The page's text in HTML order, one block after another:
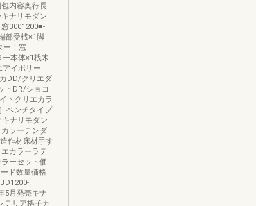
内容奥行長
ナリモダン
3001200■-
部受桟×1脚
ー！窓
ー本体×1桟木
アイボリー
DD/クリエダ
トDR/ショコ
トクリエカラ
ベンチタイプ
ナリモダン
ラーテンダ
作材床材手す
カラーラテ
ーセット価
ド数量価格
5月発売キナ
テリア格子カ